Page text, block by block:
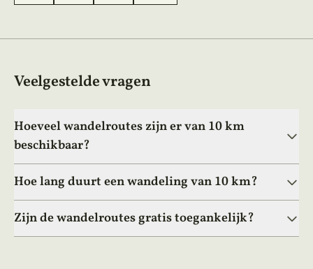
Veelgestelde vragen
Hoeveel wandelroutes zijn er van 10 km
beschikbaar?
Hoe lang duurt een wandeling van 10 km?
Zijn de wandelroutes gratis toegankelijk?